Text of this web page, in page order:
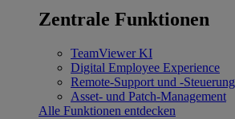
Zentrale Funktionen
TeamViewer KI
Digital Employee Experience
Remote-Support und -Steuerung
Asset- und Patch-Management
Alle Funktionen entdecken